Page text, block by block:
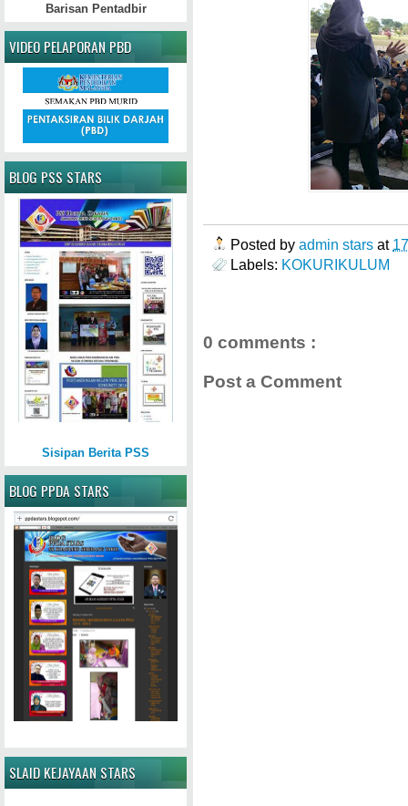
Posted by admin stars at
Labels: KOKURIKULUM
0 comments :
Post a Comment
Barisan Pentadbir
VIDEO PELAPORAN PBD
BLOG PSS STARS
Sisipan Berita PSS
BLOG PPDA STARS
SLAID KEJAYAAN STARS